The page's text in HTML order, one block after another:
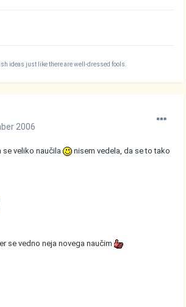
ideas just like there are well-dressed fools.
2006
se veliko naučila
nisem vedela, da se to tako
se vedno neja novega naučim